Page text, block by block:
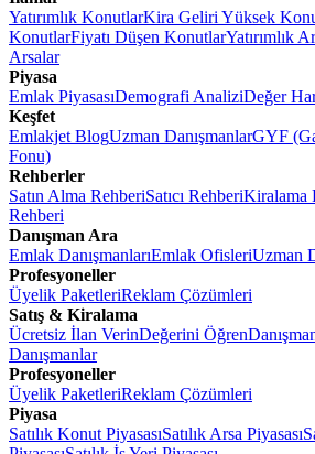
Yatırımlık KonutlarKira Geliri Yüksek
KonutlarFiyatı Düşen KonutlarYatırımlık
Arsalar
Piyasa
Emlak PiyasasıDemografi AnaliziDeğer
Keşfet
Emlakjet BlogUzman DanışmanlarGYF
Fonu)
Rehberler
Satın Alma RehberiSatıcı RehberiKiralama
Rehberi
Danışman Ara
Emlak DanışmanlarıEmlak OfisleriUzman
Profesyoneller
Üyelik PaketleriReklam Çözümleri
Satış & Kiralama
Ücretsiz İlan VerinDeğerini Öğren
Danışmanlar
Profesyoneller
Üyelik PaketleriReklam Çözümleri
Piyasa
Satılık Konut PiyasasıSatılık Arsa Piyasası